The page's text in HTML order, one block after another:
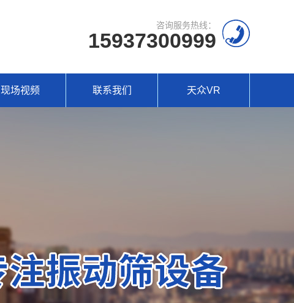
咨询服务热线：
15937300999
现场视频 联系我们 天众VR